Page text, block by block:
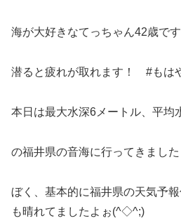
海が大好きなてっちゃん42歳です
潜ると疲れが取れます！ #もは
本日は最大水深6メートル、平均
の福井県の音海に行ってきました
ぼく、基本的に福井県の天気予
も晴れてましたよぉ(^◇^;)